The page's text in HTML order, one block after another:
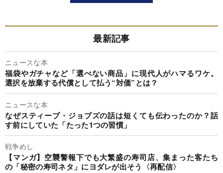
最新記事
ニュースな本
福袋やガチャなど「選べない商品」に現代人がハマるワケ。
選択を放棄する代償として払う“対価”とは？
ニュースな本
なぜスティーブ・ジョブズの話は短くても伝わったのか？話
す前にしていた「たった1つの習慣」
戦争めし
【マンガ】空襲警報下でも大繁盛の寿司店、集まった客たち
の「秘密の寿司ネタ」にヨダレが出そう〈再配信〉